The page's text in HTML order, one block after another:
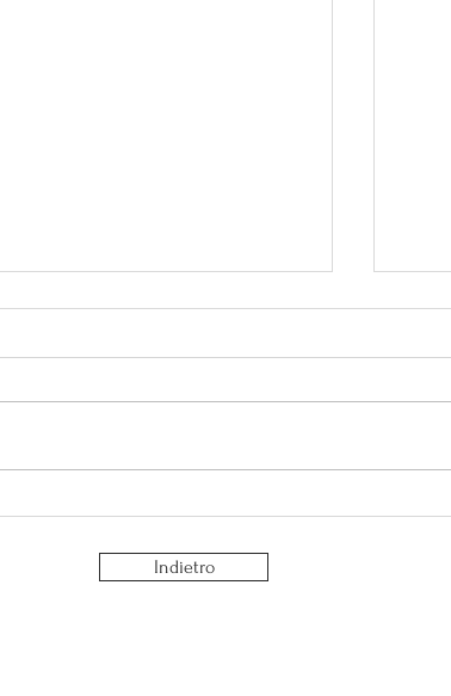
Perché serve tempo per te?
Indietro